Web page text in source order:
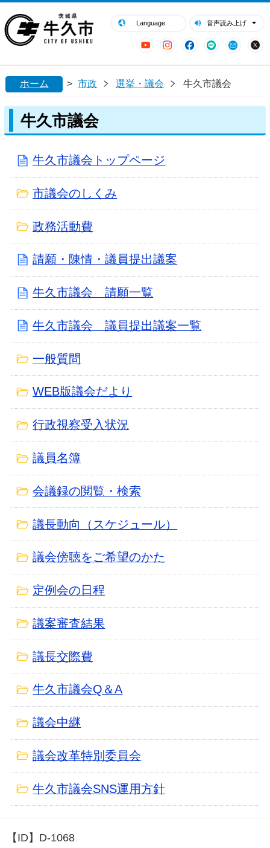
Language 音声読み上げ
YouTubeInstagram
Facebook
LINE Mail
閉じる
ホーム > 市政 選挙・議会 牛久市議会
牛久市議会
牛久市議会トップページ
市議会のしくみ
政務活動費
請願・陳情・議員提出議案
牛久市議会 請願一覧
牛久市議会 議員提出議案一覧
一般質問
WEB版議会だより
行政視察受入状況
議員名簿
会議録の閲覧・検索
議長動向（スケジュール）
議会傍聴をご希望のかた
定例会の日程
議案審査結果
議長交際費
牛久市議会Q＆A
議会中継
議会改革特別委員会
牛久市議会SNS運用方針
【ID】 D-1068